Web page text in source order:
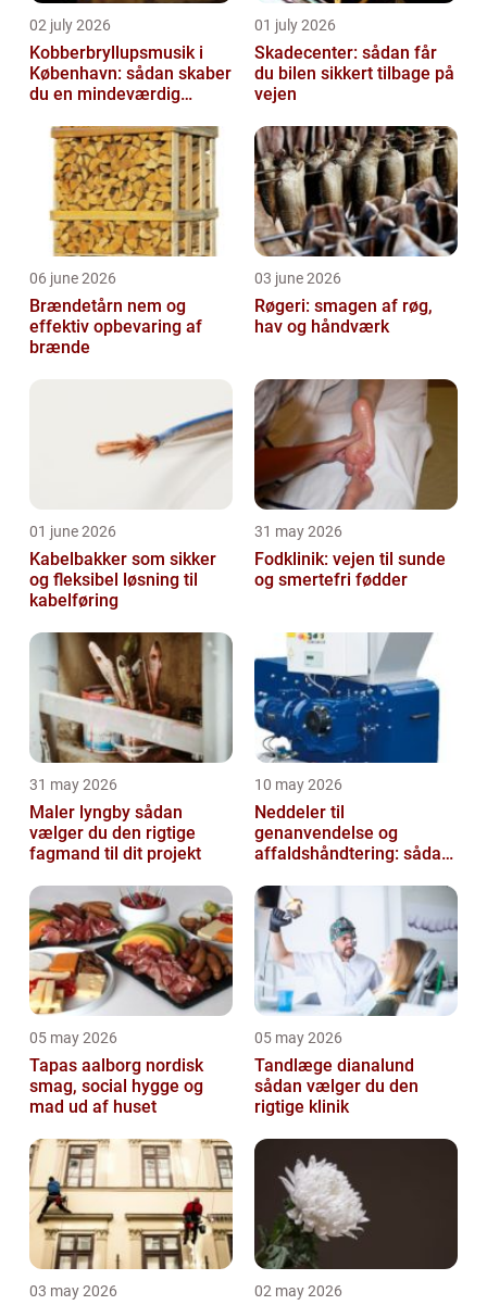
02 july 2026
Kobberbryllupsmusik i
København: sådan skaber
du en mindeværdig
01 july 2026
Skadecenter: sådan får
du bilen sikkert tilbage på
vejen
06 june 2026
Brændetårn nem og
effektiv opbevaring af
brænde
03 june 2026
Røgeri: smagen af røg,
hav og håndværk
01 june 2026
Kabelbakker som sikker
og fleksibel løsning til
kabelføring
31 may 2026
Fodklinik: vejen til sunde
og smertefri fødder
31 may 2026
Maler lyngby sådan
vælger du den rigtige
fagmand til dit projekt
10 may 2026
Neddeler til
genanvendelse og
affaldshåndtering: sådan
05 may 2026
Tapas aalborg nordisk
smag, social hygge og
mad ud af huset
05 may 2026
Tandlæge dianalund
sådan vælger du den
rigtige klinik
03 may 2026 02 may 2026